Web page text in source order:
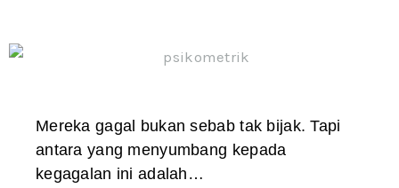
Mereka gagal bukan sebab tak bijak. Tapi
antara yang menyumbang kepada
kegagalan ini adalah…